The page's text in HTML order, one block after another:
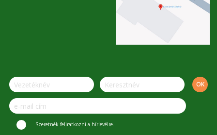
Szeretnék feliratkozni a hírlevélre.